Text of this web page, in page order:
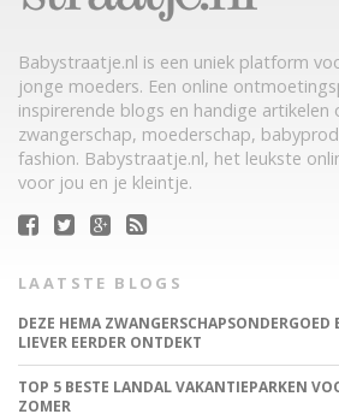
Babystraatje.nl is een uniek platform
jonge moeders. Een online
inspirerende blogs en handige artikelen
zwangerschap, moederschap,
fashion. Babystraatje.nl, het leukste
voor jou en je kleintje.
LAATSTE BLOGS
DEZE HEMA ZWANGERSCHAPSONDERGOED
LIEVER EERDER ONTDEKT
TOP 5 BESTE LANDAL VAKANTIEPARKEN
ZOMER